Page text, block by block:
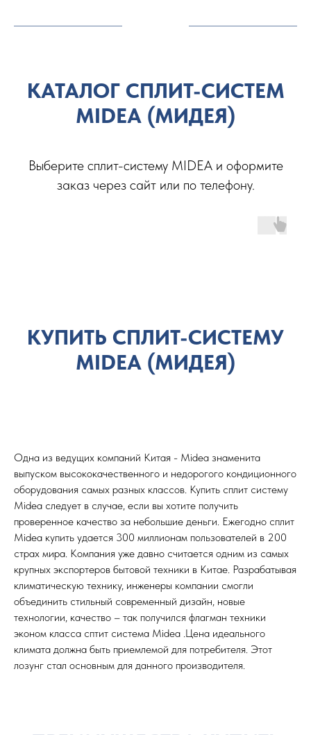
КАТАЛОГ СПЛИТ-СИСТЕМ
MIDEA (МИДЕЯ)
Выберите сплит-систему MIDEA и оформите
заказ через сайт или по телефону.
КУПИТЬ СПЛИТ-СИСТЕМУ
MIDEA (МИДЕЯ)
Одна из ведущих компаний Китая - Midea знаменита
выпуском высококачественного и недорогого кондиционного
оборудования самых разных классов. Купить сплит систему
Midea следует в случае, если вы хотите получить
проверенное качество за небольшие деньги. Ежегодно сплит
Midea купить удается 300 миллионам пользователей в 200
страх мира. Компания уже давно считается одним из самых
крупных экспортеров бытовой техники в Китае. Разрабатывая
климатическую технику, инженеры компании смогли
объединить стильный современный дизайн, новые
технологии, качество – так получился флагман техники
эконом класса сптит система Midea .Цена идеального
климата должна быть приемлемой для потребителя. Этот
лозунг стал основным для данного производителя.